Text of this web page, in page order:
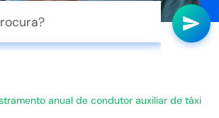
anual de condutor auxiliar de táxi